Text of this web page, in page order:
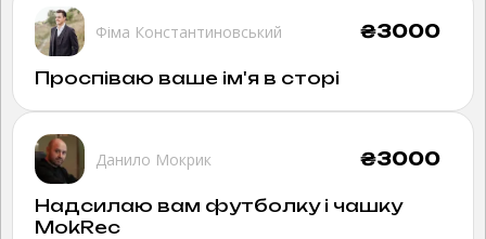
Фіма Константиновський
Проспіваю ваше ім'я в сторі
₴3000
Данило Мокрик
Надсилаю вам футболку і чашку
MokRec
₴3000